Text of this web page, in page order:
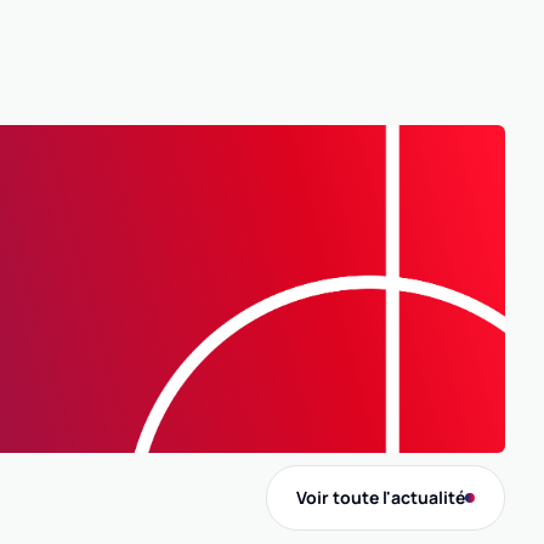
Voir toute l'actualité